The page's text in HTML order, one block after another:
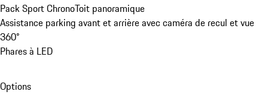
Pack Sport ChronoToit panoramique
Assistance parking avant et arrière avec caméra de recul et vue
360°
Phares à LED
Options